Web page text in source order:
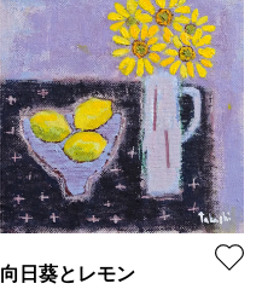
向日葵とレモン